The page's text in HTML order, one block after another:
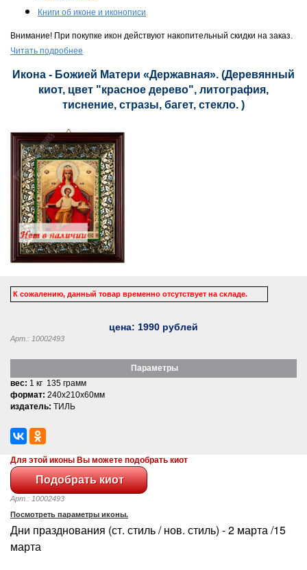
Книги об иконе и иконописи
Внимание! При покупке икон действуют накопительный скидки на заказ.
Читать подробнее
Икона - Божией Матери «Державная». (Деревянный
киот, цвет "красное дерево", литография,
тиснение, стразы, багет, стекло. )
К сожалению, данный товар временно отсутствует на складе.
цена: 1990 рублей
Арт.: 10002493
Параметры
вес: 1 кг 135 грамм
формат: 240x210x60мм
издатель: ТИЛЬ
Для этой иконы Вы можете подобрать киот
Арт.: 10002493
Посмотреть параметры иконы.
Дни празднования (ст. стиль / нов. стиль) - 2 марта /15
марта